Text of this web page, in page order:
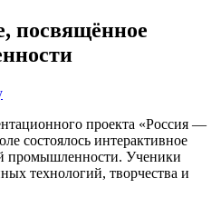
посвящённое
проекта «Россия —
состоялось интерактивное
промышленности. Ученики
технологий, творчества и